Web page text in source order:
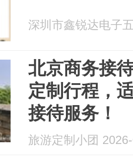
深圳市鑫锐达电子
北京商务接
定制行程，
接待服务！
旅游定制小团